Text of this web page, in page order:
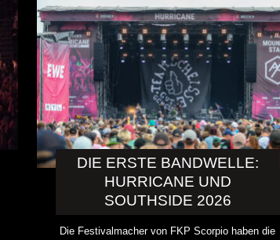
DIE ERSTE BANDWELLE:
HURRICANE UND
SOUTHSIDE 2026
Die Festivalmacher von FKP Scorpio haben die